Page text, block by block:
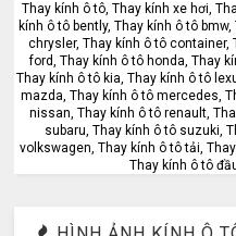
Thay kính ô tô, Thay kính xe hơi,
kính ô tô bently, Thay kính ô tô
chrysler, Thay kính ô tô container,
ford, Thay kính ô tô honda, Thay
Thay kính ô tô kia, Thay kính ô tô
mazda, Thay kính ô tô mercedes,
nissan, Thay kính ô tô renault,
subaru, Thay kính ô tô suzuki,
volkswagen, Thay kính ô tô tải,
Thay kính ô tô